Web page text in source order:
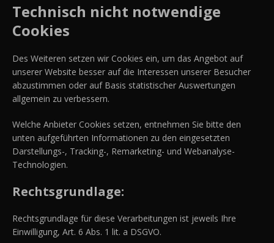
Technisch nicht notwendige
Cookies
Des Weiteren setzen wir Cookies ein, um das Angebot auf
unserer Website besser auf die Interessen unserer Besucher
abzustimmen oder auf Basis statistischer Auswertungen
allgemein zu verbessern.
Welche Anbieter Cookies setzen, entnehmen Sie bitte den
unten aufgeführten Informationen zu den eingesetzten
Darstellungs-, Tracking-, Remarketing- und Webanalyse-
Technologien.
Rechtsgrundlage:
Rechtsgrundlage für diese Verarbeitungen ist jeweils Ihre
Einwilligung, Art. 6 Abs. 1 lit. a DSGVO.